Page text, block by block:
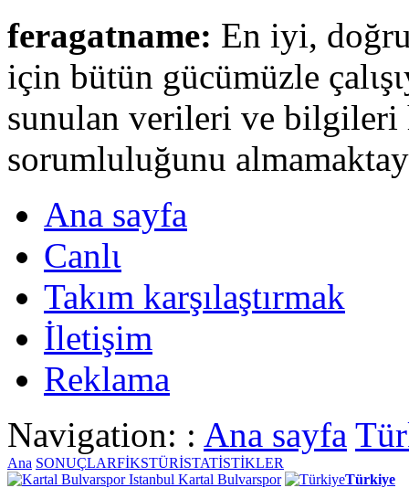
feragatname: En iyi,
için bütün gücümüzle
sunulan verileri ve bilgileri
sorumluluğunu
Ana sayfa
Canlι
Takım karşılaştırmak
İletişim
Reklama
Navigation: : Ana sayfa
Ana SONUÇLARFİKSTÜRİSTATİSTİKLER
Istanbul Kartal Bulvarspor
Türkiye